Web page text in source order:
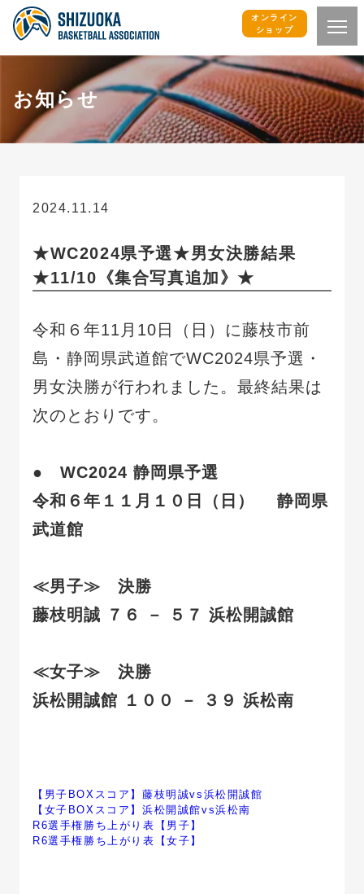
オンライン
ショップ
お知らせ
2024.11.14
★WC2024県予選★男女決勝結果
★11/10《集合写真追加》★
令和６年11月10日（日）に藤枝市前
島・静岡県武道館でWC2024県予選・
男女決勝が行われました。最終結果は
次のとおりです。
● WC2024 静岡県予選
令和６年１１月１０日（日） 静岡県
武道館
≪男子≫ 決勝
藤枝明誠 ７６ － ５７ 浜松開誠館
≪女子≫ 決勝
浜松開誠館 １００ － ３９ 浜松南
【男子BOXスコア】藤枝明誠vs浜松開誠館
【女子BOXスコア】浜松開誠館vs浜松南
R6選手権勝ち上がり表【男子】
R6選手権勝ち上がり表【女子】